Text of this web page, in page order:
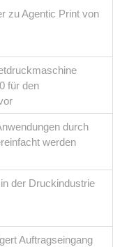
zu Agentic Print von
für den
durch
werden
der Druckindustrie
Auftragseingang